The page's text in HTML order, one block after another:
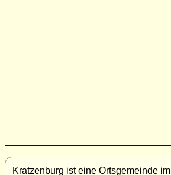
Kratzenburg ist eine Ortsgemeinde im